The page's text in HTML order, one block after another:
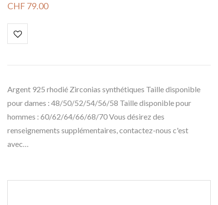
CHF 79.00
Argent 925 rhodié Zirconias synthétiques Taille disponible
pour dames : 48/50/52/54/56/58 Taille disponible pour
hommes : 60/62/64/66/68/70 Vous désirez des
renseignements supplémentaires, contactez-nous c'est
avec…